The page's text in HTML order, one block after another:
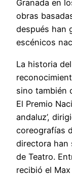
Granada en
obras
después han
escénicos
La historia
sino también
El Premio
andaluz’,
coreografías
directora han
de Teatro.
recibió el